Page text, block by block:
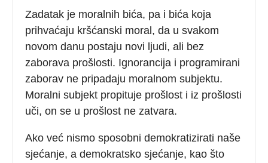
Zadatak je moralnih bića, pa i bića koja
prihvaćaju kršćanski moral, da u svakom
novom danu postaju novi ljudi, ali bez
zaborava prošlosti. Ignorancija i programirani
zaborav ne pripadaju moralnom subjektu.
Moralni subjekt propituje prošlost i iz prošlosti
uči, on se u prošlost ne zatvara.
Ako već nismo sposobni demokratizirati naše
sjećanje, a demokratsko sjećanje, kao što